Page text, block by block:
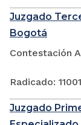
Juzgado
Bogotá
Contestación
Radicado:
Juzgado